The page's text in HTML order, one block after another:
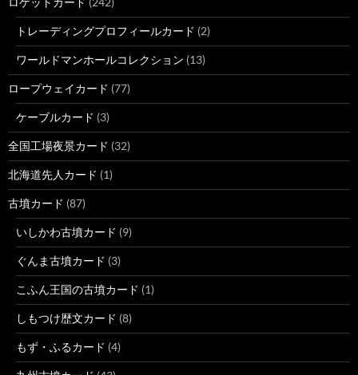
トレーディングプロフィールカード (2)
ワールドマンホールコレクション (13)
ロープウェイカード (77)
ケーブルカード (3)
全国工場夜景カード (32)
北海道先人カード (1)
古墳カード (87)
いしかわ古墳カード (9)
ぐんま古墳カード (3)
こふん王国の古墳カード (1)
しもつけ歴文カード (8)
もず・ふるカード (4)